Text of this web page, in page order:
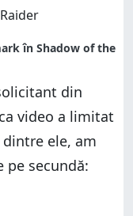
din
video a limitat
ele, am
pe secundă: